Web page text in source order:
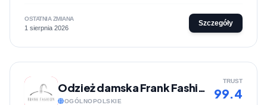
OSTATNIA ZMIANA
1 sierpnia 2026
Szczegóły
Odzież damska Frank Fashion
OGÓLNOPOLSKIE
TRUST
99.4